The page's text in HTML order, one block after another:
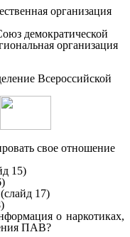
организация
демократической
организация
Всероссийской
свое отношение
15)
17)
о наркотиках,
ПАВ?